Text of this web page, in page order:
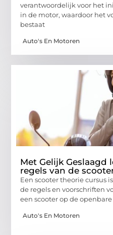
verantwoordelijk voor het
in de motor, waardoor het
bestaat
Auto's En Motoren
Met Gelijk Geslaagd
regels van de
Een scooter theorie cursus
de regels en voorschriften
een scooter op de
Auto's En Motoren